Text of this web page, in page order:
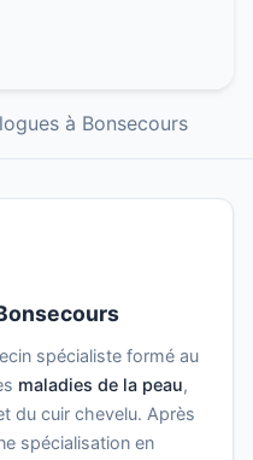
à Bonsecours
spécialiste formé au
maladies de la peau,
du cuir chevelu. Après
spécialisation en